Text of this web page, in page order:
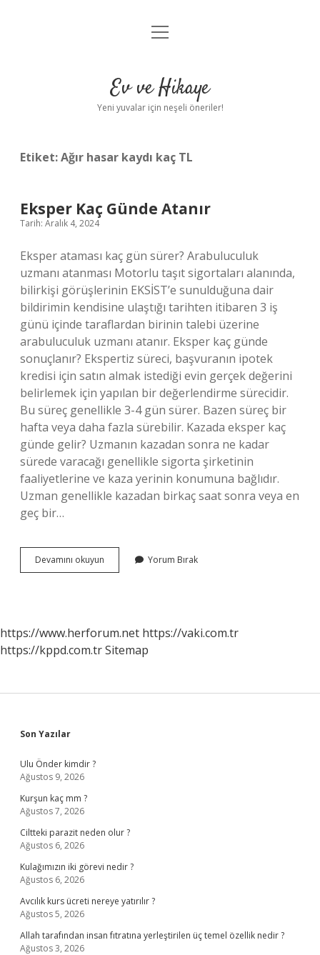
Anasayfa
Yasal Uyarı
menüyü
Ev ve Hikaye
Yeni yuvalar için neşeli öneriler!
Etiket:Ağır hasar kaydı kaç TL
Eksper Kaç Günde Atanır
Tarih: Aralık 4, 2024
Eksper ataması kaç gün sürer? Arabuluculuk
uzmanı atanması Motorlu taşıt sigortaları alanında,
bilirkişi görüşlerinin EKSİST’e sunulduğuna dair
bildirimin kendisine ulaştığı tarihten itibaren 3 iş
günü içinde taraflardan birinin talebi üzerine
arabuluculuk uzmanı atanır. Eksper kaç günde
sonuçlanır? Ekspertiz süreci, başvuranın ipotek
kredisi için satın almak istediği evin gerçek değerini
belirlemek için yapılan bir değerlendirme sürecidir.
Bu süreç genellikle 3-4 gün sürer. Bazen süreç bir
hafta veya daha fazla sürebilir. Kazada eksper kaç
günde gelir? Uzmanın kazadan sonra ne kadar
sürede varacağı genellikle sigorta şirketinin
faaliyetlerine ve kaza yerinin konumuna bağlıdır.
Uzman genellikle kazadan birkaç saat sonra veya en
geç bir…
Devamını okuyun
Kaç
Yorum Bırak
https://www.herforum.net https://vaki.com.tr
https://kppd.com.trSitemap
Sidebar
Son Yazılar
Ulu Önder kimdir ?
Ağustos 9, 2026
Kurşun kaç mm ?
Ağustos 7, 2026
Ciltteki parazit neden olur ?
Ağustos 6, 2026
Kulağımızın iki görevi nedir ?
Ağustos 6, 2026
Avcılık kurs ücreti nereye yatırılır ?
Ağustos 5, 2026
Allah tarafından insan fıtratına yerleştirilen üç temel özellik nedir ?
Ağustos 3, 2026